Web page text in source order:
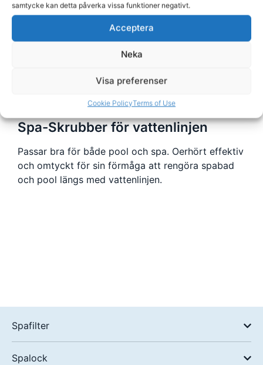
samtycke kan detta påverka vissa funktioner negativt.
Acceptera
Neka
Visa preferenser
Cookie PolicyTerms of Use
Köp
Ytterligare information
Spa-Skrubber för vattenlinjen
Passar bra för både pool och spa. Oerhört effektiv
och omtyckt för sin förmåga att rengöra spabad
och pool längs med vattenlinjen.
Spafilter
Spalock